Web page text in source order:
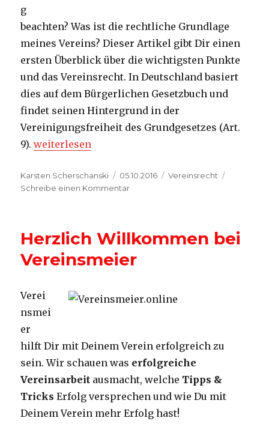
g
beachten? Was ist die rechtliche Grundlage
meines Vereins? Dieser Artikel gibt Dir einen
ersten Überblick über die wichtigsten Punkte
und das Vereinsrecht. In Deutschland basiert
dies auf dem Bürgerlichen Gesetzbuch und
findet seinen Hintergrund in der
Vereinigungsfreiheit des Grundgesetzes (Art.
9).„Rahmenbedingungen für Deinen Verein“
weiterlesen
Autor
Karsten Scherschanski
Veröffentlicht
am
05.10.2016 Kategorien
Vereinsrecht
Schreibe einen Kommentarzu
Verein
Herzlich Willkommen bei
Vereinsmeier
Verei
nsmei
er
hilft Dir mit Deinem Verein erfolgreich zu
sein. Wir schauen was erfolgreiche
Vereinsarbeit ausmacht, welche Tipps &
Tricks Erfolg versprechen und wie Du mit
Deinem Verein mehr Erfolg hast!